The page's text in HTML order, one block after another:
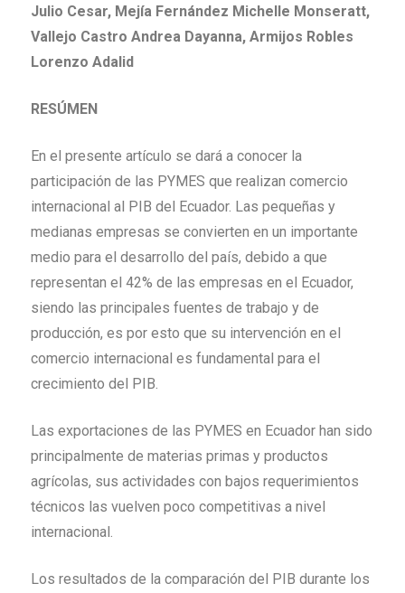
Julio Cesar, Mejía Fernández Michelle Monseratt,
Vallejo Castro Andrea Dayanna, Armijos Robles
Lorenzo Adalid
RESÚMEN
En el presente artículo se dará a conocer la
participación de las PYMES que realizan comercio
internacional al PIB del Ecuador. Las pequeñas y
medianas empresas se convierten en un importante
medio para el desarrollo del país, debido a que
representan el 42% de las empresas en el Ecuador,
siendo las principales fuentes de trabajo y de
producción, es por esto que su intervención en el
comercio internacional es fundamental para el
crecimiento del PIB.
Las exportaciones de las PYMES en Ecuador han sido
principalmente de materias primas y productos
agrícolas, sus actividades con bajos requerimientos
técnicos las vuelven poco competitivas a nivel
internacional.
Los resultados de la comparación del PIB durante los